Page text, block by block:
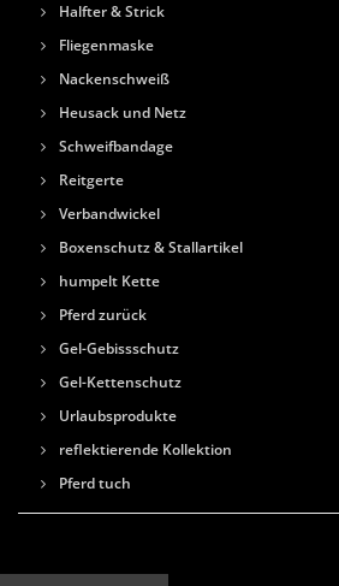
Halfter & Strick
Fliegenmaske
Nackenschweiß
Heusack und Netz
Schweifbandage
Reitgerte
Verbandwickel
Boxenschutz & Stallartikel
humpelt Kette
Pferd zurück
Gel-Gebissschutz
Gel-Kettenschutz
Urlaubsprodukte
reflektierende Kollektion
Pferd tuch